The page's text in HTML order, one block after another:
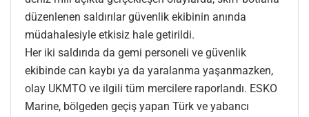
düzenlenen saldırılar güvenlik ekibinin anında
müdahalesiyle etkisiz hale getirildi.
Her iki saldırıda da gemi personeli ve güvenlik
ekibinde can kaybı ya da yaralanma yaşanmazken,
olay UKMTO ve ilgili tüm mercilere raporlandı. ESKO
Marine, bölgeden geçiş yapan Türk ve yabancı